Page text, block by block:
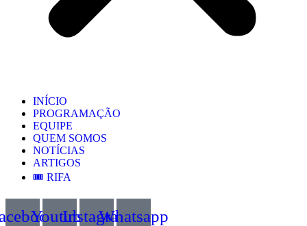
INÍCIO
PROGRAMAÇÃO
EQUIPE
QUEM SOMOS
NOTÍCIAS
ARTIGOS
🎟️ RIFA
YoutubeInstagramWhatsapp